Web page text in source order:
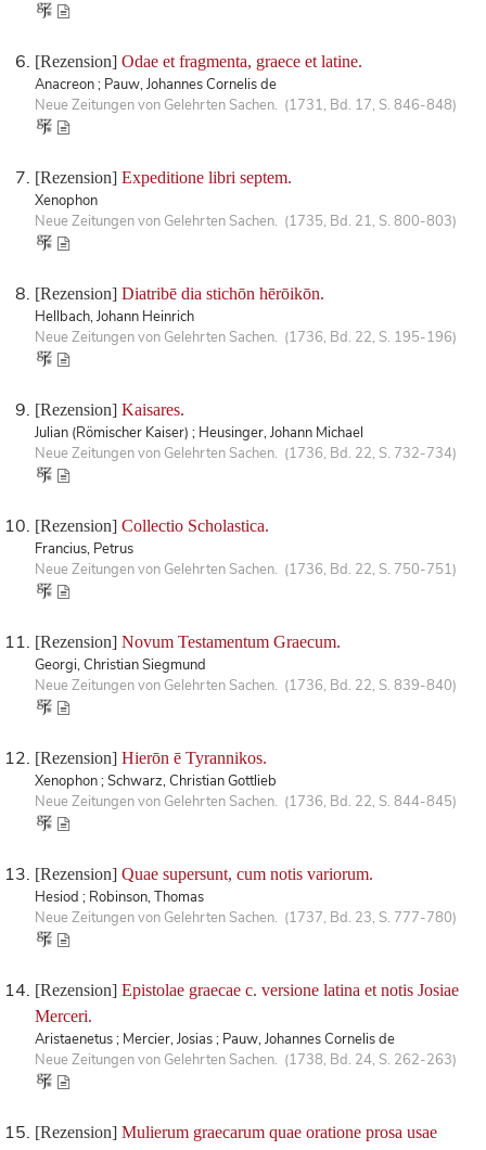
[Rezension] Odae et fragmenta, graece et latine.
Anacreon ; Pauw, Johannes Cornelis de
Neue Zeitungen von Gelehrten Sachen. (1731, Bd. 17, S. 846-848)
[Rezension] Expeditione libri septem.
Xenophon
Neue Zeitungen von Gelehrten Sachen. (1735, Bd. 21, S. 800-803)
[Rezension] Diatribē dia stichōn hērōikōn.
Hellbach, Johann Heinrich
Neue Zeitungen von Gelehrten Sachen. (1736, Bd. 22, S. 195-196)
[Rezension] Kaisares.
Julian (Römischer Kaiser) ; Heusinger, Johann Michael
Neue Zeitungen von Gelehrten Sachen. (1736, Bd. 22, S. 732-734)
[Rezension] Collectio Scholastica.
Francius, Petrus
Neue Zeitungen von Gelehrten Sachen. (1736, Bd. 22, S. 750-751)
[Rezension] Novum Testamentum Graecum.
Georgi, Christian Siegmund
Neue Zeitungen von Gelehrten Sachen. (1736, Bd. 22, S. 839-840)
[Rezension] Hierōn ē Tyrannikos.
Xenophon ; Schwarz, Christian Gottlieb
Neue Zeitungen von Gelehrten Sachen. (1736, Bd. 22, S. 844-845)
[Rezension] Quae supersunt, cum notis variorum.
Hesiod ; Robinson, Thomas
Neue Zeitungen von Gelehrten Sachen. (1737, Bd. 23, S. 777-780)
[Rezension] Epistolae graecae c. versione latina et notis Josiae
Merceri.
Aristaenetus ; Mercier, Josias ; Pauw, Johannes Cornelis de
Neue Zeitungen von Gelehrten Sachen. (1738, Bd. 24, S. 262-263)
[Rezension] Mulierum graecarum quae oratione prosa usae